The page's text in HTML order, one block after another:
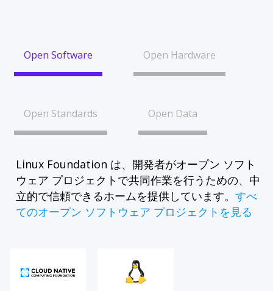
Open Software Open Hardware
Open Standards Open Data
Linux Foundation は、開発者がオープン ソフト
ウェア プロジェクトで共同作業を行うための、中
立的で信頼できるホームを提供しています。 すべ
てのオープン ソフトウェア プロジェクトを見る